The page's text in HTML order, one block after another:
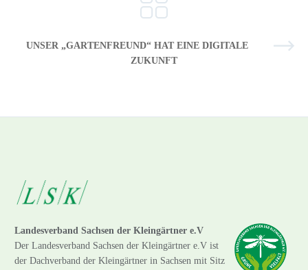
UNSER „GARTENFREUND“ HAT EINE DIGITALE
ZUKUNFT
Landesverband Sachsen der Kleingärtner e.V
Der Landesverband Sachsen der Kleingärtner e.V ist
der Dachverband der Kleingärtner in Sachsen mit Sitz